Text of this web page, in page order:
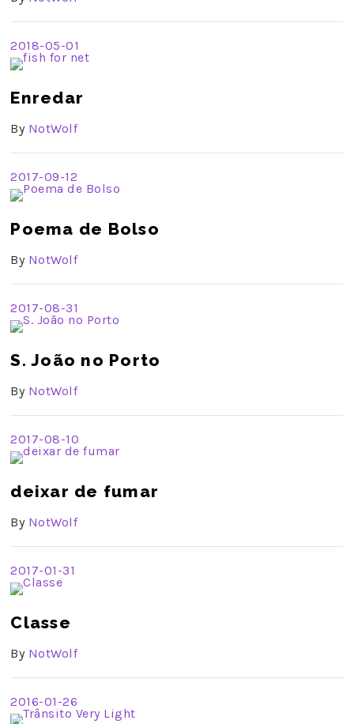
2018-05-01
Enredar
By NotWolf
2017-09-12
Poema de Bolso
By NotWolf
2017-08-31
S. João no Porto
By NotWolf
2017-08-10
deixar de fumar
By NotWolf
2017-01-31
Classe
By NotWolf
2016-01-26